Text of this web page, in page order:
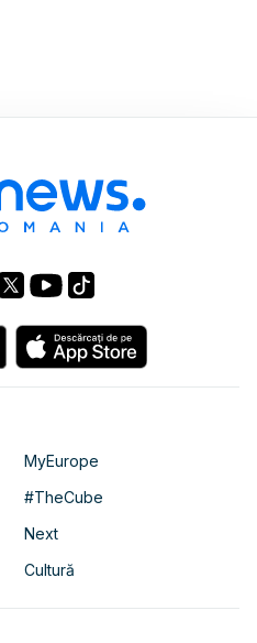
MyEurope
#TheCube
Next
Cultură